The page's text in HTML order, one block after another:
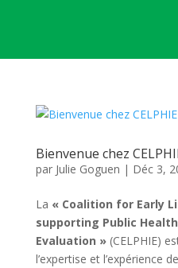
Bienvenue chez
par Julie Goguen | Déc 3,
La « Coalition for Early
supporting Public
Evaluation »(CELPHIE)
l’expertise et l’expérience